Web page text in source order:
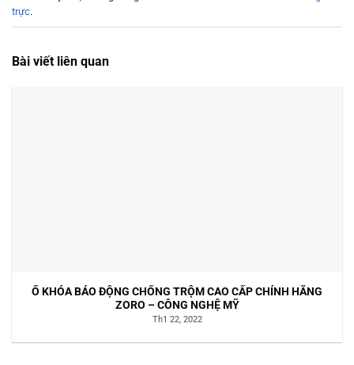
trực.
Bài viết liên quan
Ổ KHÓA BÁO ĐỘNG CHỐNG TRỘM CAO CẤP CHÍNH HÃNG
ZORO – CÔNG NGHỆ MỸ
Th1 22, 2022